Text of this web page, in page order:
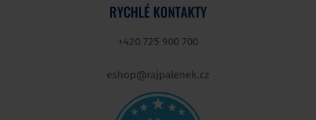
RYCHLÉ KONTAKTY
+420 725 900 700
eshop@rajpalenek.cz